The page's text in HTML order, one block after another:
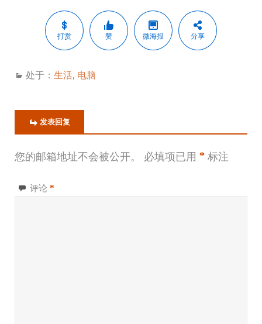
打赏 赞 微海报 分享
处于： 生活, 电脑
发表回复
您的邮箱地址不会被公开。 必填项已用 * 标注
评论 *